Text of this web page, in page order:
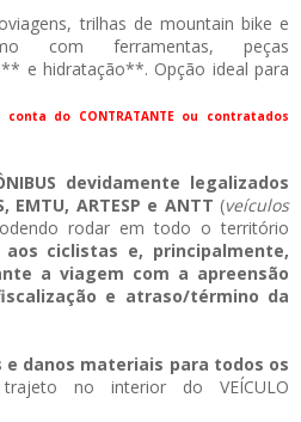
trilhas de mountain bike e
com ferramentas, peças
e hidratação**. Opção ideal para
do CONTRATANTE ou contratados
devidamente legalizados
ARTESP e ANTT (veículos
rodar em todo o território
aos ciclistas e, principalmente,
a viagem com a apreensão
e atraso/término da
e danos materiais para todos os
no interior do VEÍCULO